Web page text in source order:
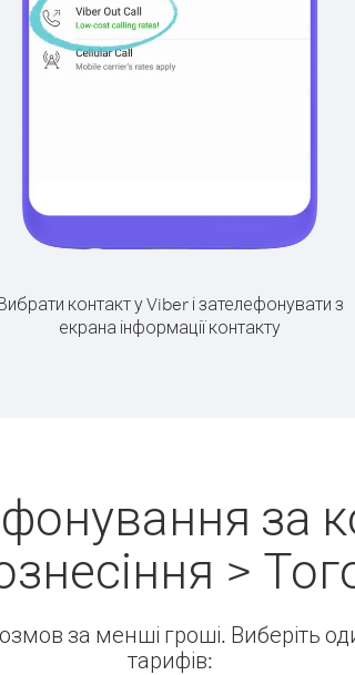
контакт у Viber і зателефонувати з
екрана інформації контакту
за
>
за менші гроші. Виберіть
тарифів: